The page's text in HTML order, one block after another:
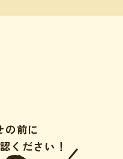
の前に
ください！